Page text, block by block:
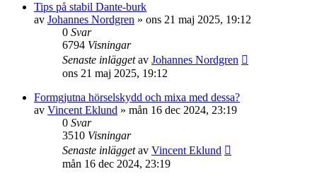
Tips på stabil Dante-burk
av Johannes Nordgren » ons 21 maj 2025, 19:12
0 Svar
6794 Visningar
Senaste inläggetav Johannes Nordgren
ons 21 maj 2025, 19:12
Formgjutna hörselskydd och mixa med dessa?
av Vincent Eklund » mån 16 dec 2024, 23:19
0 Svar
3510 Visningar
Senaste inläggetav Vincent Eklund
mån 16 dec 2024, 23:19